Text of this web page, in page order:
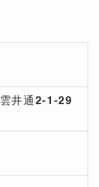
井通2-1-29